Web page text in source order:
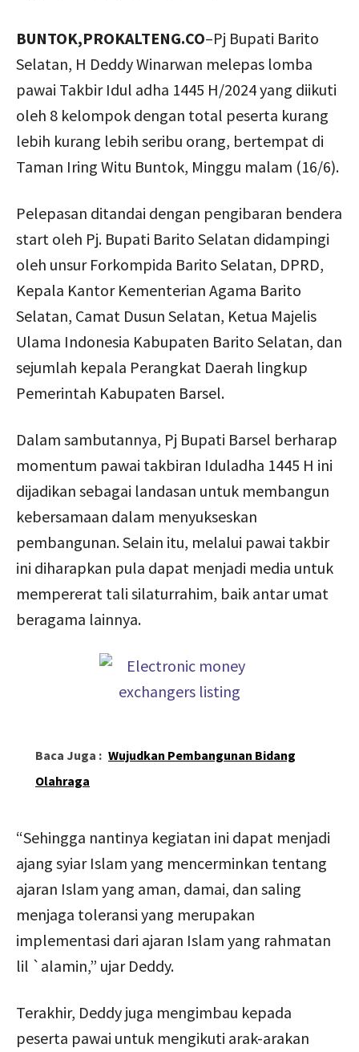
BUNTOK,PROKALTENG.CO–Pj Bupati Barito
Selatan, H Deddy Winarwan melepas lomba
pawai Takbir Idul adha 1445 H/2024 yang diikuti
oleh 8 kelompok dengan total peserta kurang
lebih kurang lebih seribu orang, bertempat di
Taman Iring Witu Buntok, Minggu malam (16/6).
Pelepasan ditandai dengan pengibaran bendera
start oleh Pj. Bupati Barito Selatan didampingi
oleh unsur Forkompida Barito Selatan, DPRD,
Kepala Kantor Kementerian Agama Barito
Selatan, Camat Dusun Selatan, Ketua Majelis
Ulama Indonesia Kabupaten Barito Selatan, dan
sejumlah kepala Perangkat Daerah lingkup
Pemerintah Kabupaten Barsel.
Dalam sambutannya, Pj Bupati Barsel berharap
momentum pawai takbiran Iduladha 1445 H ini
dijadikan sebagai landasan untuk membangun
kebersamaan dalam menyukseskan
pembangunan. Selain itu, melalui pawai takbir
ini diharapkan pula dapat menjadi media untuk
mempererat tali silaturrahim, baik antar umat
beragama lainnya.
Baca Juga : Wujudkan Pembangunan Bidang
Olahraga
“Sehingga nantinya kegiatan ini dapat menjadi
ajang syiar Islam yang mencerminkan tentang
ajaran Islam yang aman, damai, dan saling
menjaga toleransi yang merupakan
implementasi dari ajaran Islam yang rahmatan
lil `alamin,” ujar Deddy.
Terakhir, Deddy juga mengimbau kepada
peserta pawai untuk mengikuti arak-arakan